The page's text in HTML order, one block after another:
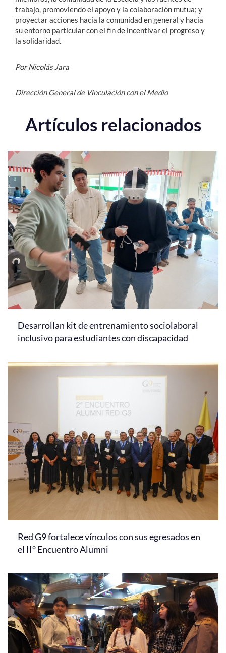
trabajo, promoviendo el apoyo y la colaboración mutua; y
proyectar acciones hacia la comunidad en general y hacia
su entorno particular con el fin de incentivar el progreso y
la solidaridad.
Por Nicolás Jara
Dirección General de Vinculación con el Medio
Artículos relacionados
Desarrollan kit de entrenamiento sociolaboral
inclusivo para estudiantes con discapacidad
Red G9 fortalece vínculos con sus egresados en
el II° Encuentro Alumni